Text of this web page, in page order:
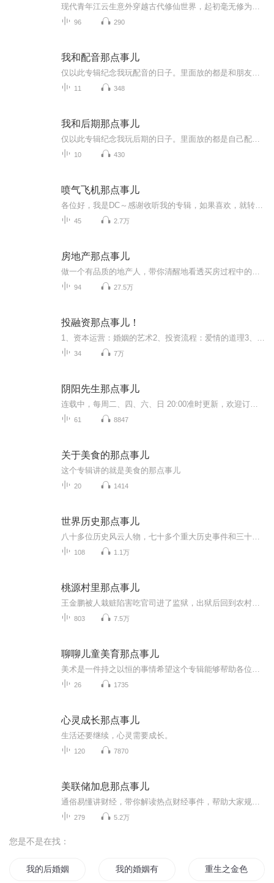
96 290
我和配音那点事儿
11 348
我和后期那点事儿
10 430
喷气飞机那点事儿
45 2.7万
房地产那点事儿
94 27.5万
投融资那点事儿！
34 7万
阴阳先生那点事儿
61 8847
关于美食的那点事儿
这个专辑讲的就是美食的那点事儿
20 1414
世界历史那点事儿
108 1.1万
桃源村里那点事儿
803 7.5万
聊聊儿童美育那点事儿
26 1735
心灵成长那点事儿
生活还要继续，心灵需要成长。
120 7870
美联储加息那点事儿
279 5.2万
您是不是在找：
我的后婚姻时代 我的婚姻有毒 重生之金色婚姻